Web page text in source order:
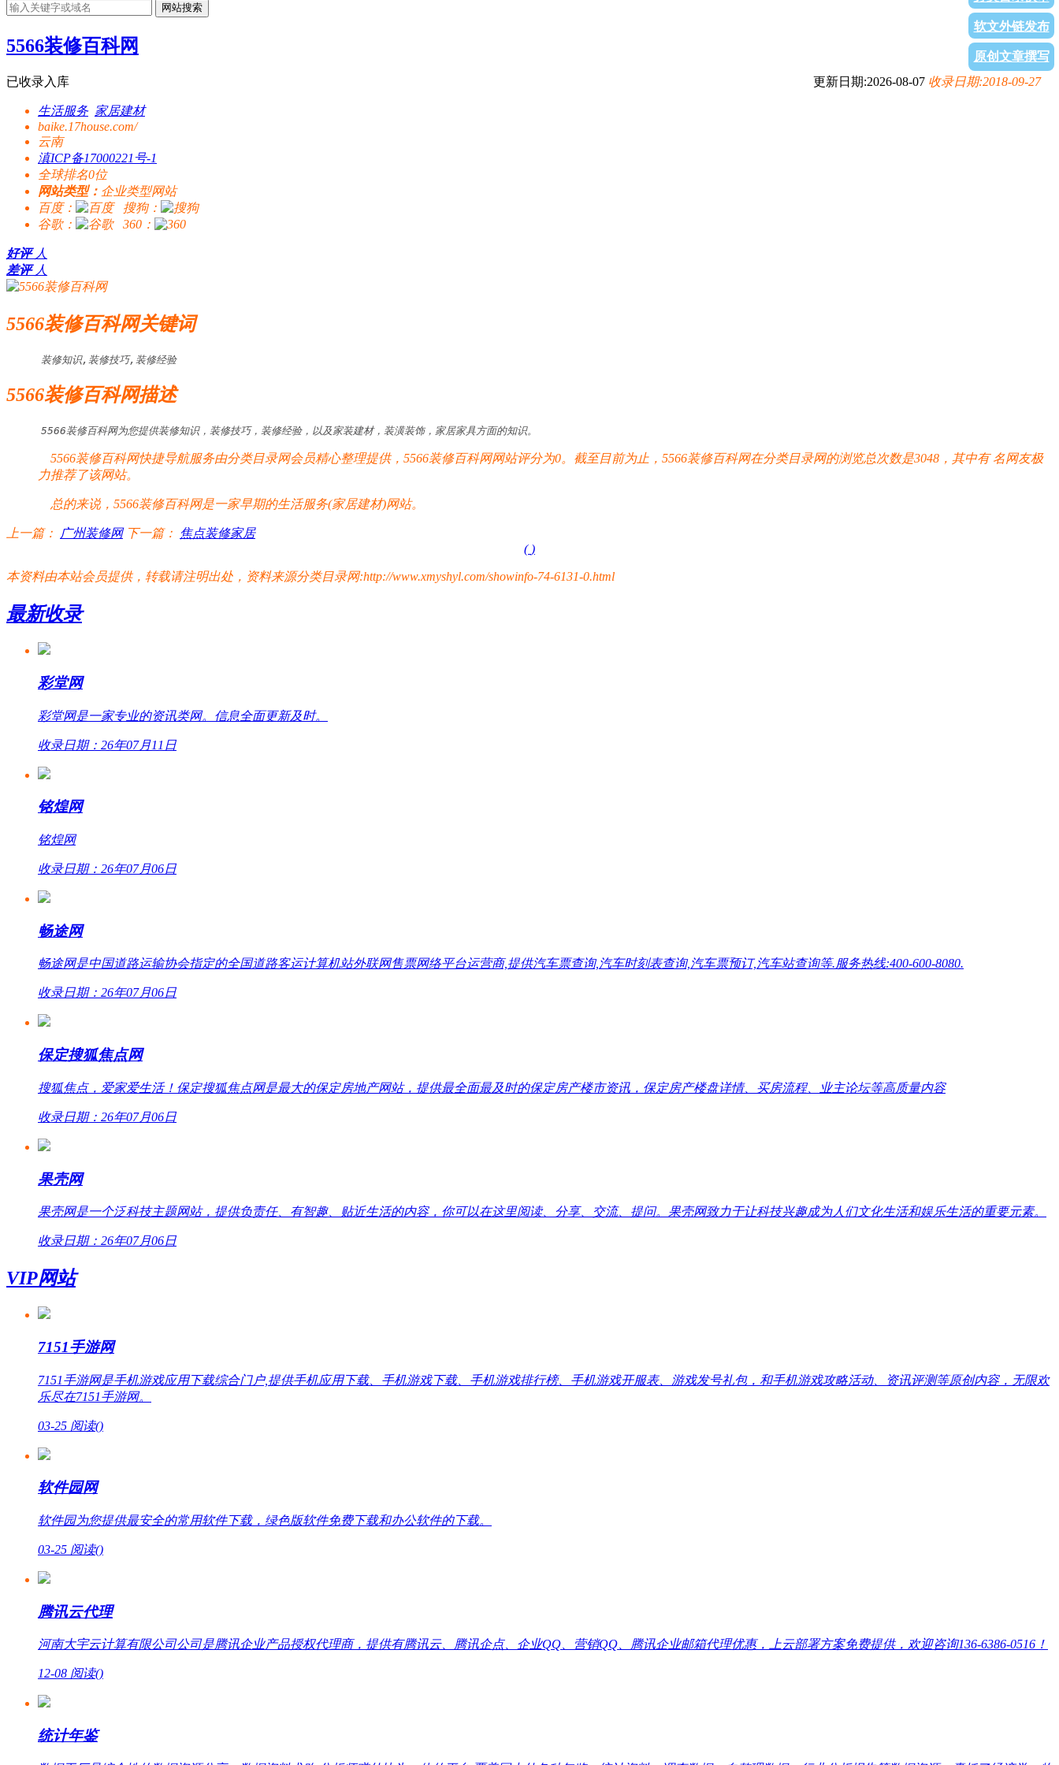
软文外链发布
原创文章撰写
网站搜索
5566装修百科网
已收录入库 更新日期:2026-08-07 收录日期:2018-09-27
生活服务 家居建材
baike.17house.com/
云南
滇ICP备17000221号-1
全球排名0位
网站类型： 企业类型网站
百度：
搜狗：
谷歌：
360：
好评 人
差评 人
5566装修百科网关键词
装修知识,装修技巧,装修经验
5566装修百科网描述
5566装修百科网为您提供装修知识，装修技巧，装修经验，以及家装建材，装潢装饰，家居家具方面的知识。
5566装修百科网快捷导航服务由分类目录网会员精心整理提供，5566装修百科网网站评分为0。截至目前为止，5566装修百科网在分类目录网的浏览总次数是3048，其中有名网友极
力推荐了该网站。
总的来说，5566装修百科网是一家早期的生活服务(家居建材)网站。
上一篇： 广州装修网 下一篇： 焦点装修家居
( )
本资料由本站会员提供，转载请注明出处，资料来源分类目录网:http://www.xmyshyl.com/showinfo-74-6131-0.html
最新收录
彩堂网
彩堂网是一家专业的资讯类网。信息全面更新及时。
收录日期：26年07月11日
铭煌网
铭煌网
收录日期：26年07月06日
畅途网
畅途网是中国道路运输协会指定的全国道路客运计算机站外联网售票网络平台运营商,提供汽车票查询,汽车时刻表查询,汽车票预订,汽车站查询等.服务热线:400-600-8080.
收录日期：26年07月06日
保定搜狐焦点网
搜狐焦点，爱家爱生活！保定搜狐焦点网是最大的保定房地产网站，提供最全面最及时的保定房产楼市资讯，保定房产楼盘详情、买房流程、业主论坛等高质量内容
收录日期：26年07月06日
果壳网
果壳网是一个泛科技主题网站，提供负责任、有智趣、贴近生活的内容，你可以在这里阅读、分享、交流、提问。果壳网致力于让科技兴趣成为人们文化生活和娱乐生活的重要元素。
收录日期：26年07月06日
VIP网站
7151手游网
7151手游网是手机游戏应用下载综合门户,提供手机应用下载、手机游戏下载、手机游戏排行榜、手机游戏开服表、游戏发号礼包，和手机游戏攻略活动、资讯评测等原创内容，无限欢
乐尽在7151手游网。
03-25 阅读()
软件园网
软件园为您提供最安全的常用软件下载，绿色版软件免费下载和办公软件的下载。
03-25 阅读()
腾讯云代理
河南大宇云计算有限公司公司是腾讯企业产品授权代理商，提供有腾讯云、腾讯企点、企业QQ、营销QQ、腾讯企业邮箱代理优惠，上云部署方案免费提供，欢迎咨询136-6386-0516！
12-08 阅读()
统计年鉴